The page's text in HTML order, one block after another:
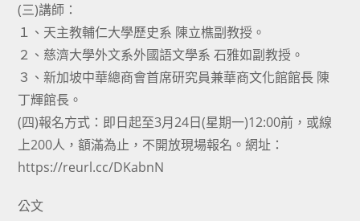
(三)講師：
１、天主教輔仁大學歷史系 陳立樵副教授。
２、慈濟大學外文系外國語文學系 石雅如副教授。
３、新加坡中華總商會首席研究員兼華商文化館館長 陳
丁輝館長。
(四)報名方式：即日起至3月24日(星期一)12:00前，或線
上200人，額滿為止，不開放現場報名。網址：
https://reurl.cc/DKabnN
公文